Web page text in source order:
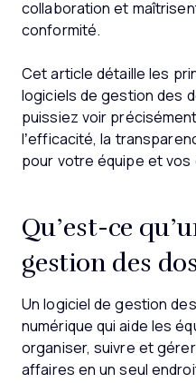
collaboration et
conformité.
Cet article détaille les
logiciels de gestion des
puissiez voir
l’efficacité, la
pour votre équipe et vos
Qu’est-ce
gestion des
Un logiciel de gestion
numérique qui aide les
organiser, suivre et
affaires en un seul